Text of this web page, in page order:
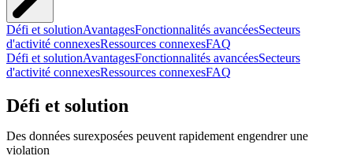
Défi et solutionAvantagesFonctionnalités avancéesSecteurs
d'activité connexesRessources connexesFAQ
Défi et solutionAvantagesFonctionnalités avancéesSecteurs
d'activité connexesRessources connexesFAQ
Défi et solution
Des données surexposées peuvent rapidement engendrer une
violation